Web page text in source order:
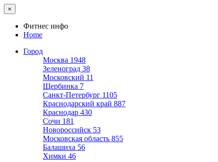
×
Фитнес инфо
Home
Город
Москва 1948
Зеленоград 38
Московский 11
Щербинка 7
Санкт-Петербург 1105
Краснодарский край 887
Краснодар 430
Сочи 181
Новороссийск 53
Московская область 855
Балашиха 56
Химки 46